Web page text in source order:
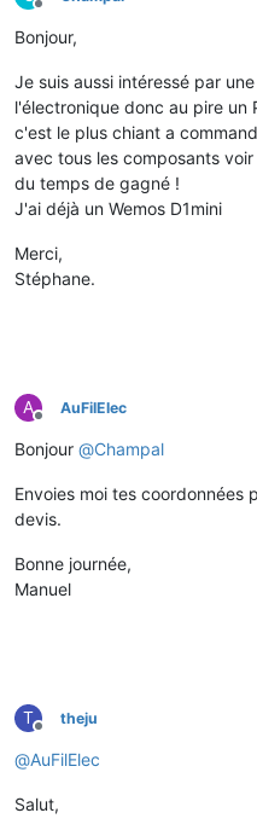
Offline
Bonjour,
Je suis aussi intéressé par
l'électronique donc au pire un
c'est le plus chiant a
avec tous les composants
du temps de gagné !
J'ai déjà un Wemos D1mini
Merci,
Stéphane.
A
Offline
AuFilElec
Bonjour @Champal
Envoies moi tes coordonnées
devis.
Bonne journée,
Manuel
T
Offline
theju
@AuFilElec
Salut,